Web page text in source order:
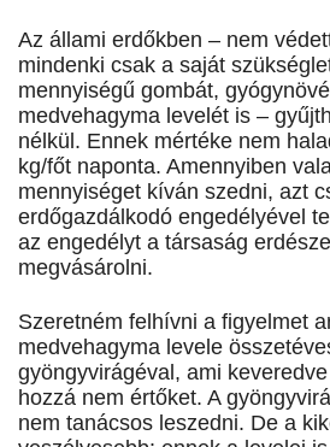
Az állami erdőkben – nem
mindenki csak a saját
mennyiségű gombát,
medvehagyma levelét is –
nélkül. Ennek mértéke nem
kg/főt naponta. Amennyiben
mennyiséget kíván szedni, azt
erdőgazdálkodó engedélyével
az engedélyt a társaság
megvásárolni.
Szeretném felhívni a figyelmet
medvehagyma levele
gyöngyvirágéval, ami
hozzá nem értőket. A
nem tanácsos leszedni. De a